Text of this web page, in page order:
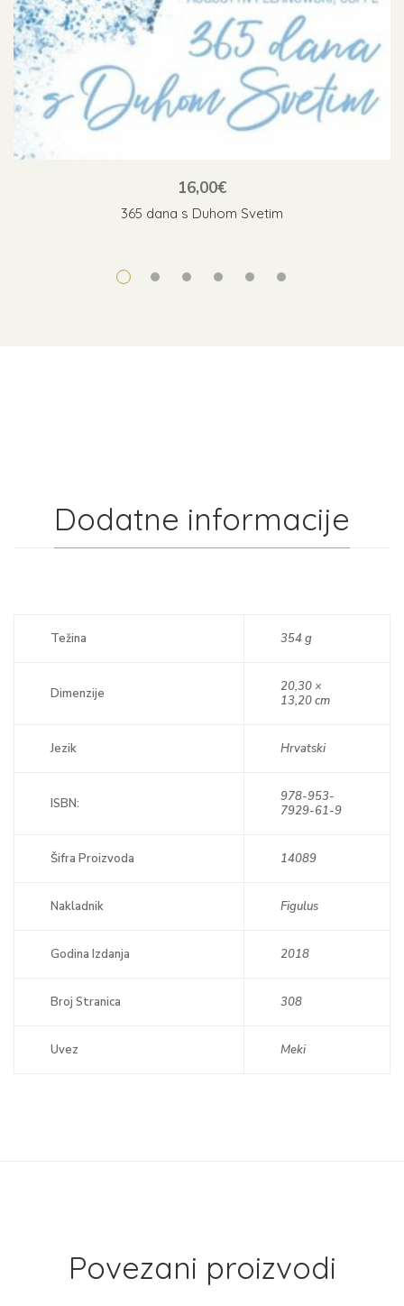
365 dana s Duhom Svetim
16,00€
Dodatne informacije
Težina 354 g
Dimenzije
20,30 ×
13,20 cm
Jezik Hrvatski
ISBN:
978-953-
7929-61-9
Šifra Proizvoda 14089
Nakladnik Figulus
Godina Izdanja 2018
Broj Stranica 308
Uvez Meki
Povezani proizvodi